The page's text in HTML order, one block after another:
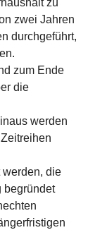
zwei Jahren
durchgeführt,
zum Ende
die
werden
die
begründet